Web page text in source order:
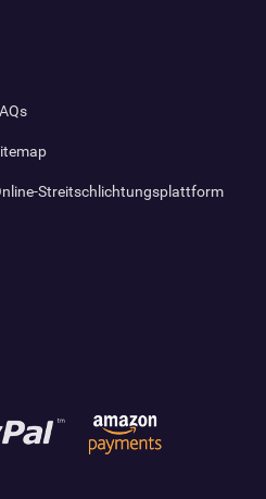
Streitschlichtungsplattform